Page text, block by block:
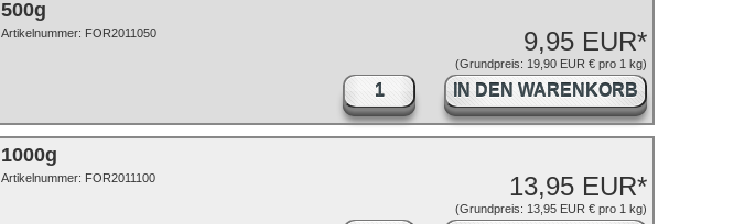
500g
9,95 EUR*
(Grundpreis: 19,90 EUR € pro 1 kg)
Artikelnummer: FOR2011050
IN DEN WARENKORB
1000g
13,95 EUR*
(Grundpreis: 13,95 EUR € pro 1 kg)
Artikelnummer: FOR2011100